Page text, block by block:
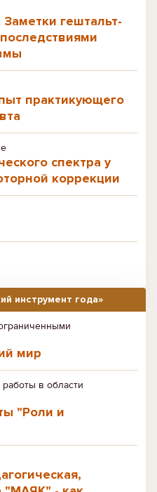
гештальт-
практикующего
спектра у
коррекции
инструмент года»
мир
в области
"Роли и